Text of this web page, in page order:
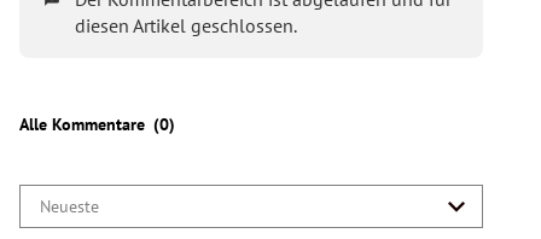
mechanischen Beatmung werden Schäden
verursacht, diese Behandlungsform wird zu oft